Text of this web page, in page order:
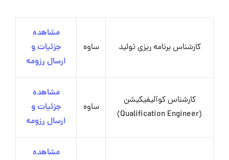
کارشناس برنامه ریزی تولید ساوه
مشاهده
جزئیات و
ارسال رزومه
کارشناس کوآلیفیکیشن
(Qualification Engineer)
ساوه
مشاهده
جزئیات و
ارسال رزومه
مشاهده